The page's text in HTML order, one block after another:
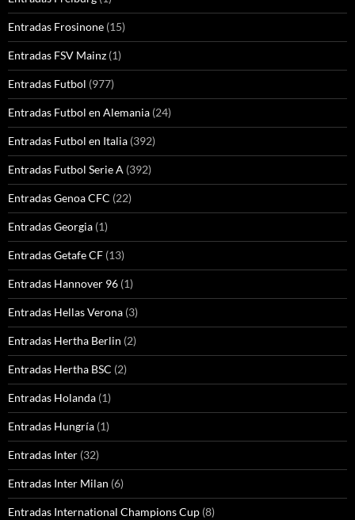
Entradas Frosinone (15)
Entradas FSV Mainz (1)
Entradas Futbol (977)
Entradas Futbol en Alemania (24)
Entradas Futbol en Italia (392)
Entradas Futbol Serie A (392)
Entradas Genoa CFC (22)
Entradas Georgia (1)
Entradas Getafe CF (13)
Entradas Hannover 96 (1)
Entradas Hellas Verona (3)
Entradas Hertha Berlin (2)
Entradas Hertha BSC (2)
Entradas Holanda (1)
Entradas Hungría (1)
Entradas Inter (32)
Entradas Inter Milan (6)
Entradas International Champions Cup (8)